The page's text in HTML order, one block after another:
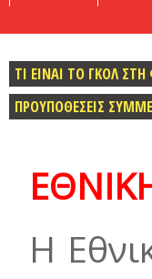
ΤΙ ΕΙΝΑΙ ΤΟ ΓΚΟΛ
ΠΡΟΥΠΟΘΕΣΕΙΣ
Η